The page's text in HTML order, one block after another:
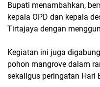
Bupati menambahkan,
kepala OPD dan kepala
Tirtajaya dengan
Kegiatan ini juga
pohon mangrove dalam
sekaligus peringatan Hari